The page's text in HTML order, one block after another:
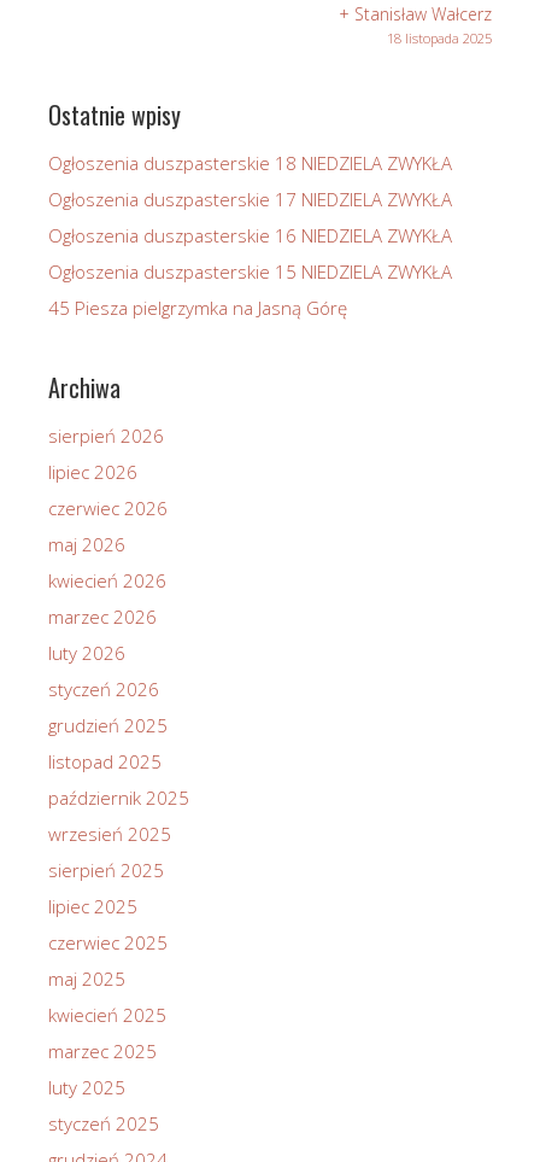
+ Stanisław Wałcerz
18 listopada 2025
Ostatnie wpisy
Ogłoszenia duszpasterskie 18 NIEDZIELA ZWYKŁA
Ogłoszenia duszpasterskie 17 NIEDZIELA ZWYKŁA
Ogłoszenia duszpasterskie 16 NIEDZIELA ZWYKŁA
Ogłoszenia duszpasterskie 15 NIEDZIELA ZWYKŁA
45 Piesza pielgrzymka na Jasną Górę
Archiwa
sierpień 2026
lipiec 2026
czerwiec 2026
maj 2026
kwiecień 2026
marzec 2026
luty 2026
styczeń 2026
grudzień 2025
listopad 2025
październik 2025
wrzesień 2025
sierpień 2025
lipiec 2025
czerwiec 2025
maj 2025
kwiecień 2025
marzec 2025
luty 2025
styczeń 2025